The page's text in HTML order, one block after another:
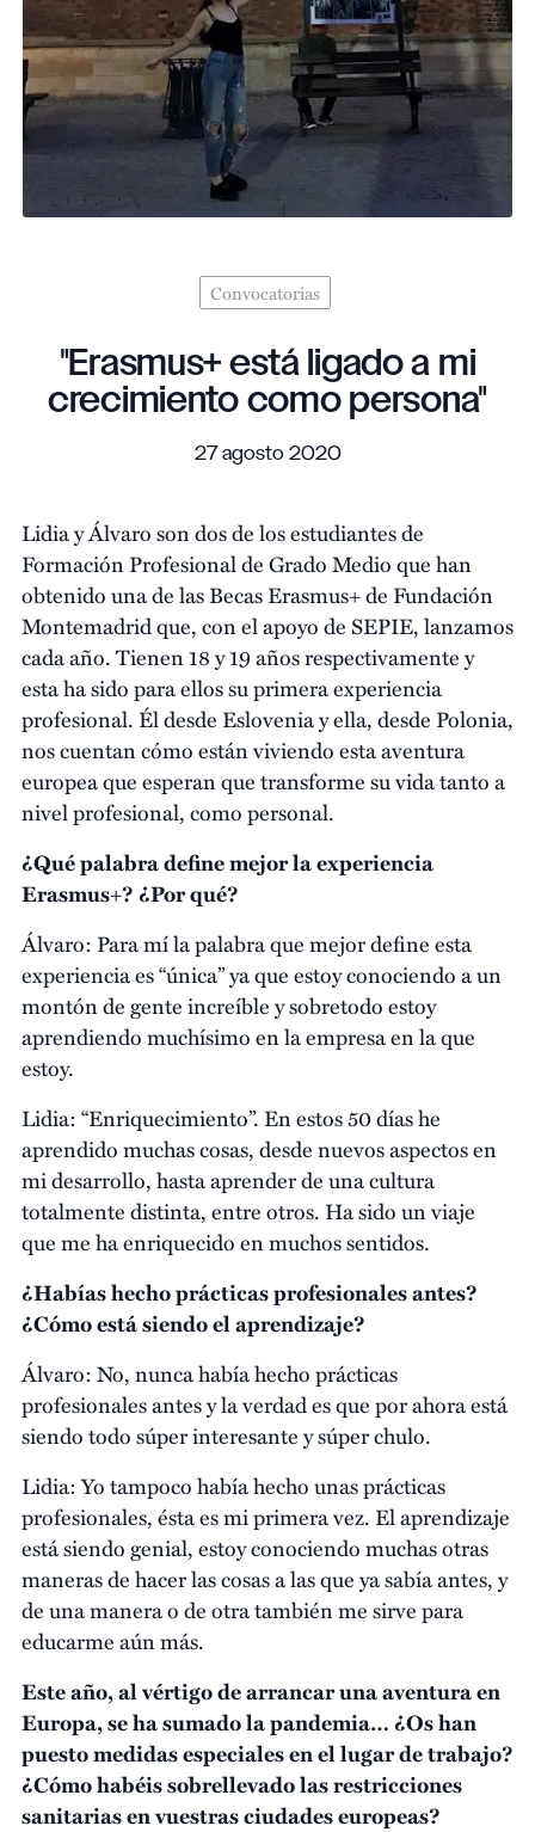
Convocatorias
"Erasmus+ está ligado a mi
crecimiento como persona"
27 agosto 2020
Lidia y Álvaro son dos de los estudiantes de
Formación Profesional de Grado Medio que han
obtenido una de las Becas Erasmus+ de Fundación
Montemadrid que, con el apoyo de SEPIE, lanzamos
cada año. Tienen 18 y 19 años respectivamente y
esta ha sido para ellos su primera experiencia
profesional. Él desde Eslovenia y ella, desde Polonia,
nos cuentan cómo están viviendo esta aventura
europea que esperan que transforme su vida tanto a
nivel profesional, como personal.
¿Qué palabra define mejor la experiencia
Erasmus+? ¿Por qué?
Álvaro: Para mí la palabra que mejor define esta
experiencia es “única” ya que estoy conociendo a un
montón de gente increíble y sobretodo estoy
aprendiendo muchísimo en la empresa en la que
estoy.
Lidia: “Enriquecimiento”. En estos 50 días he
aprendido muchas cosas, desde nuevos aspectos en
mi desarrollo, hasta aprender de una cultura
totalmente distinta, entre otros. Ha sido un viaje
que me ha enriquecido en muchos sentidos.
¿Habías hecho prácticas profesionales antes?
¿Cómo está siendo el aprendizaje?
Álvaro: No, nunca había hecho prácticas
profesionales antes y la verdad es que por ahora está
siendo todo súper interesante y súper chulo.
Lidia: Yo tampoco había hecho unas prácticas
profesionales, ésta es mi primera vez. El aprendizaje
está siendo genial, estoy conociendo muchas otras
maneras de hacer las cosas a las que ya sabía antes, y
de una manera o de otra también me sirve para
educarme aún más.
Este año, al vértigo de arrancar una aventura en
Europa, se ha sumado la pandemia… ¿Os han
puesto medidas especiales en el lugar de trabajo?
¿Cómo habéis sobrellevado las restricciones
sanitarias en vuestras ciudades europeas?